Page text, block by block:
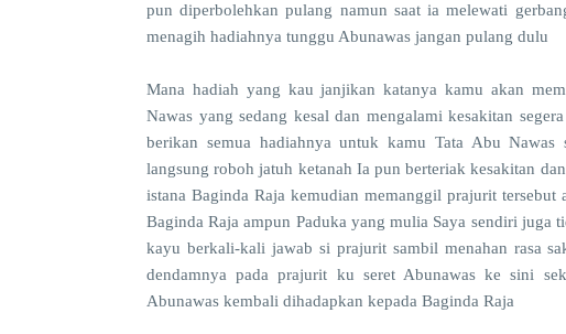
pun diperbolehkan pulang namun saat ia melewati
menagih hadiahnya tunggu Abunawas jangan pulang dulu
Mana hadiah yang kau janjikan katanya kamu akan
Nawas yang sedang kesal dan mengalami kesakitan
berikan semua hadiahnya untuk kamu Tata Abu
langsung roboh jatuh ketanah Ia pun berteriak kesakitan
istana Baginda Raja kemudian memanggil prajurit
Baginda Raja ampun Paduka yang mulia Saya sendiri juga
kayu berkali-kali jawab si prajurit sambil menahan rasa
dendamnya pada prajurit ku seret Abunawas ke sini
Abunawas kembali dihadapkan kepada Baginda Raja